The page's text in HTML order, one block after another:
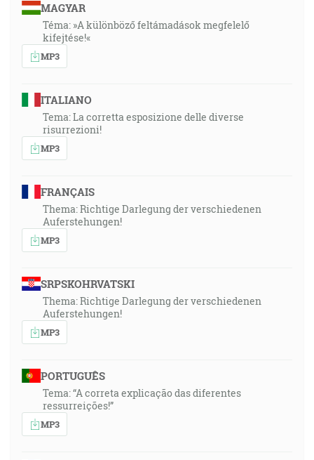
MAGYAR
Téma: »A különböző feltámadások megfelelő
kifejtése!«
MP3
ITALIANO
Tema: La corretta esposizione delle diverse
risurrezioni!
MP3
FRANÇAIS
Thema: Richtige Darlegung der verschiedenen
Auferstehungen!
MP3
SRPSKOHRVATSKI
Thema: Richtige Darlegung der verschiedenen
Auferstehungen!
MP3
PORTUGUÊS
Tema: “A correta explicação das diferentes
ressurreições!”
MP3